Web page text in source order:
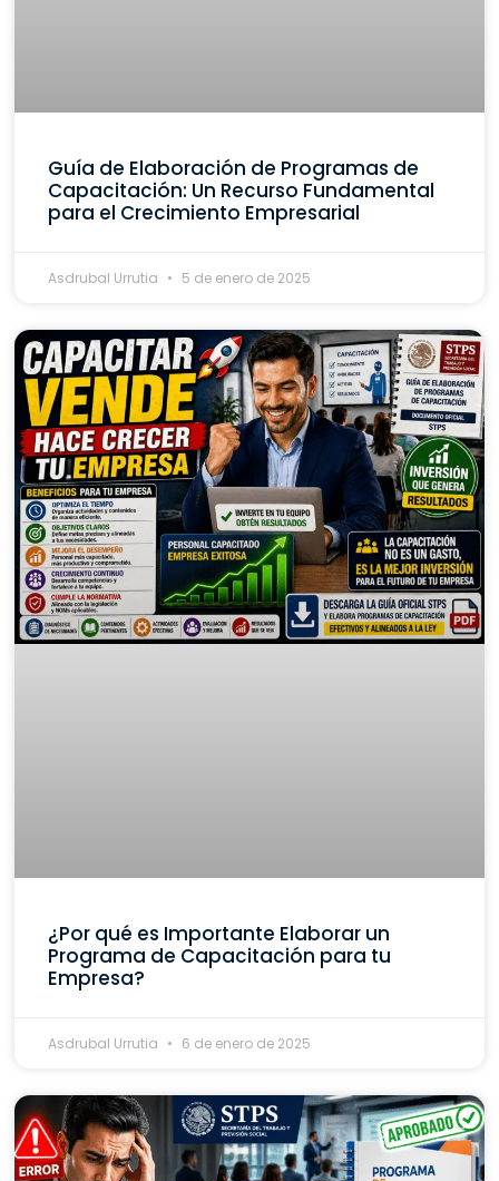
Guía de Elaboración de Programas de
Capacitación: Un Recurso Fundamental
para el Crecimiento Empresarial
Asdrubal Urrutia 5 de enero de 2025
¿Por qué es Importante Elaborar un
Programa de Capacitación para tu
Empresa?
Asdrubal Urrutia 6 de enero de 2025